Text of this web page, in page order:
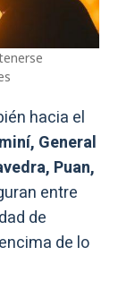
hacia el
General
Puan,
entre
de
de lo